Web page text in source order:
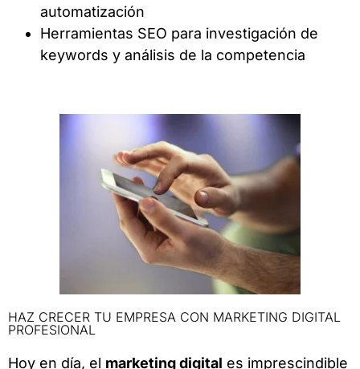
automatización
Herramientas SEO para investigación de
keywords y análisis de la competencia
HAZ CRECER TU EMPRESA CON MARKETING DIGITAL
PROFESIONAL
Hoy en día, el marketing digital es imprescindible